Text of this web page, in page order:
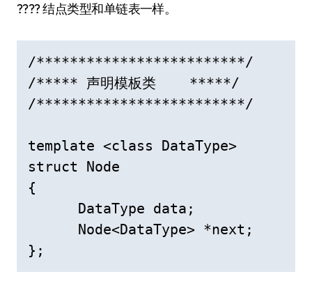
???? 结点类型和单链表一样。
/*************************/
/***** 声明模板类    *****/
/*************************/
template <class DataType>
struct Node
{
      DataType data;
      Node<DataType> *next;